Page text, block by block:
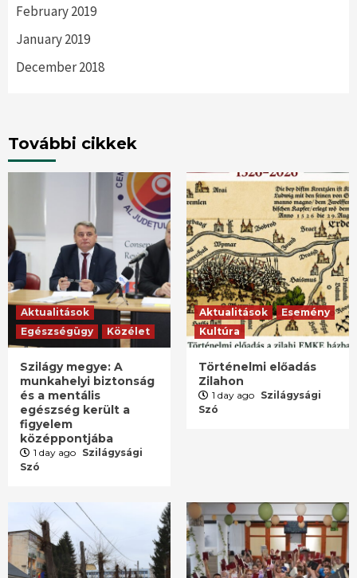
February 2019
January 2019
December 2018
További cikkek
Aktualitások
Egészségügy
Közélet
Szilágy megye: A
munkahelyi biztonság
és a mentális
egészség került a
figyelem
középpontjába
1 day ago Szilágysági
Szó
Aktualitások
Esemény
Kultúra
Történelmi előadás
Zilahon
1 day ago Szilágysági
Szó